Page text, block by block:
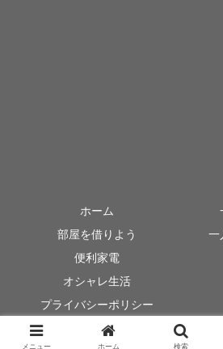
ホーム
部屋を借りよう
一
便利家電
オシャレ生活
プライバシーポリシー
© 2018 一人暮らし
メニュー ホーム 検索